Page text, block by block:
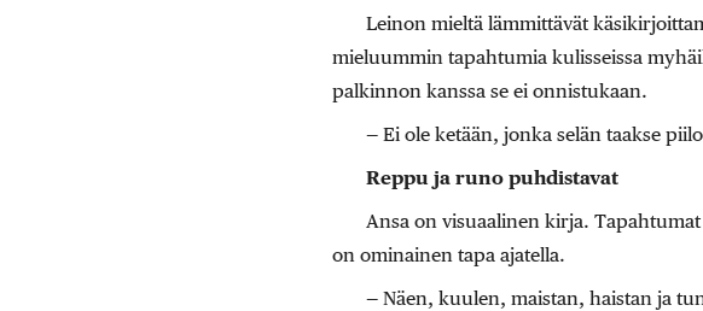
Leinon mieltä lämmittävät
mieluummin tapahtumia kulisseissa
palkinnon kanssa se ei onnistukaan.
— Ei ole ketään, jonka selän taakse
Reppu ja runo puhdistavat
Ansa on visuaalinen kirja.
on ominainen tapa ajatella.
— Näen, kuulen, maistan, haistan ja